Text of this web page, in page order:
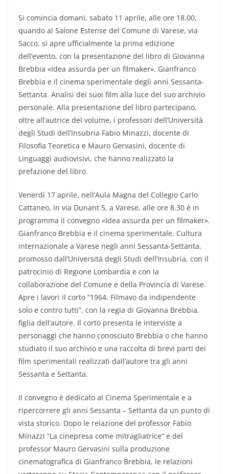
Si comincia domani, sabato 11 aprile, alle ore 18.00,
quando al Salone Estense del Comune di Varese, via
Sacco, si apre ufficialmente la prima edizione
dell’evento, con la presentazione del libro di Giovanna
Brebbia «Idea assurda per un filmaker». Gianfranco
Brebbia e il cinema sperimentale degli anni Sessanta-
Settanta. Analisi dei suoi film alla luce del suo archivio
personale. Alla presentazione del libro partecipano,
oltre all’autrice del volume, i professori dell’Università
degli Studi dell’Insubria Fabio Minazzi, docente di
Filosofia Teoretica e Mauro Gervasini, docente di
Linguaggi audiovisivi, che hanno realizzato la
prefazione del libro.
Venerdì 17 aprile, nell’Aula Magna del Collegio Carlo
Cattaneo, in via Dunant 5, a Varese, alle ore 8.30 è in
programma il convegno «Idea assurda per un filmaker».
Gianfranco Brebbia e il cinema sperimentale. Cultura
internazionale a Varese negli anni Sessanta-Settanta,
promosso dall’Università degli Studi dell’Insubria, con il
patrocinio di Regione Lombardia e con la
collaborazione del Comune e della Provincia di Varese.
Apre i lavori il corto “1964. Filmavo da indipendente
solo e contro tutti”, con la regia di Giovanna Brebbia,
figlia dell’autore. Il corto presenta le interviste a
personaggi che hanno conosciuto Brebbia o che hanno
studiato il suo archivio e una raccolta di brevi parti dei
film sperimentali realizzati dall’autore tra gli anni
Sessanta e Settanta.
Il convegno è dedicato al Cinema Sperimentale e a
ripercorrere gli anni Sessanta – Settanta da un punto di
vista storico. Dopo le relazione del professor Fabio
Minazzi “La cinepresa come mitragliatrice” e del
professor Mauro Gervasini sulla produzione
cinematografica di Gianfranco Brebbia, le relazioni